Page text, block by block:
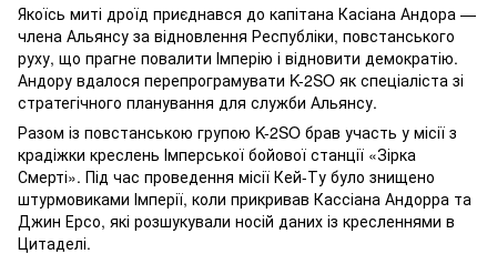
Якоїсь миті дроїд приєднався до капітана Касіана Андора —
члена Альянсу за відновлення Республіки, повстанського
руху, що прагне повалити Імперію і відновити демократію.
Андору вдалося перепрограмувати K-2SO як спеціаліста зі
стратегічного планування для служби Альянсу.
Разом із повстанською групою K-2SO брав участь у місії з
крадіжки креслень Імперської бойової станції «Зірка
Смерті». Під час проведення місії Кей-Ту було знищено
штурмовиками Імперії, коли прикривав Кассіана Андорра та
Джин Ерсо, які розшукували носій даних із кресленнями в
Цитаделі.